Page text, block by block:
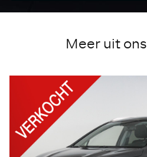
Meer uit ons